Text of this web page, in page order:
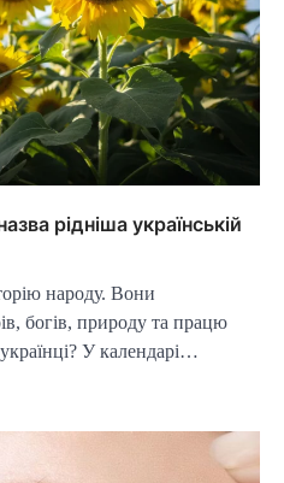
рідніша українській
народу. Вони
богів, природу та працю
У календарі…